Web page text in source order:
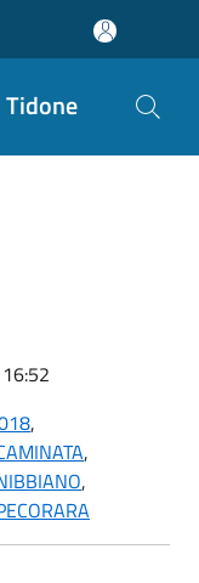
Tidone
,
,
,